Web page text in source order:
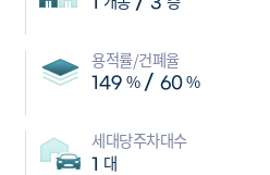
용적률/건폐율
149 % / 60%
세대당주차대수
1 대